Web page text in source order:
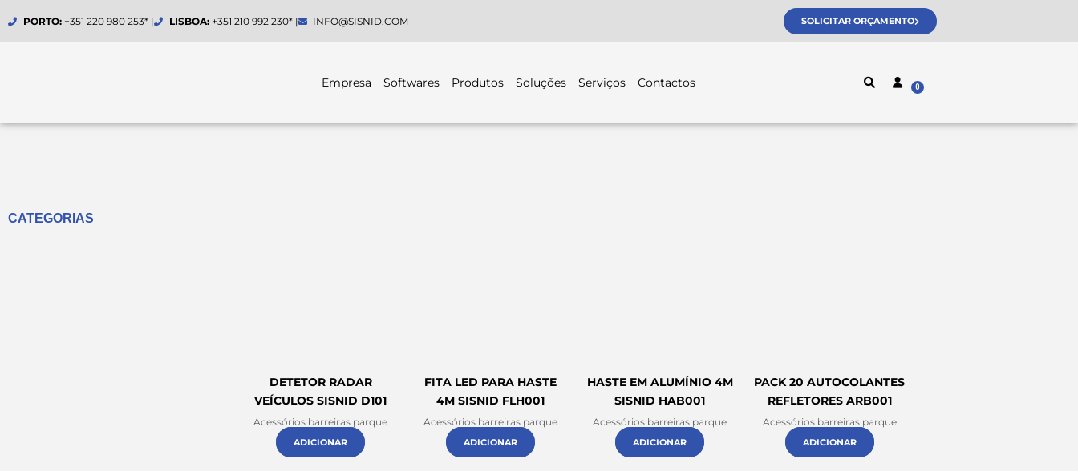
to
PORTO:+351 220 980 253* | LISBOA:+351 210 992 230* | INFO@SISNID.COM SOLICITAR ORÇAMENTO
Empresa Softwares Produtos Soluções Serviços Contactos
CATEGORIAS
DETETOR RADAR
VEÍCULOS SISNID D101
Acessórios barreiras parque
ADICIONAR
FITA LED PARA HASTE
4M SISNID FLH001
Acessórios barreiras parque
ADICIONAR
HASTE EM ALUMÍNIO 4M
SISNID HAB001
Acessórios barreiras parque
ADICIONAR
PACK 20 AUTOCOLANTES
REFLETORES ARB001
Acessórios barreiras parque
ADICIONAR